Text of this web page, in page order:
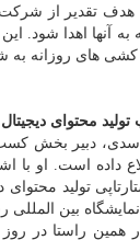
هدف تقدیر از شركت
به آنها اهدا شود.
های روزانه به
محتوای دیجیتال
دبیر بخش كسب
داده است. او با
تولید